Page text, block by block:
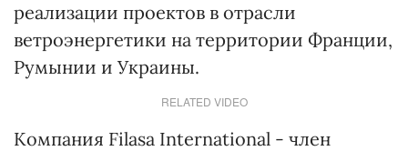
реализации проектов в отрасли
ветроэнергетики на территории Франции,
Румынии и Украины.
RELATED VIDEO
Компания Filasa International - член